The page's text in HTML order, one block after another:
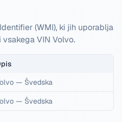
(WMI), ki jih uporablja
VIN Volvo.
— Švedska
— Švedska